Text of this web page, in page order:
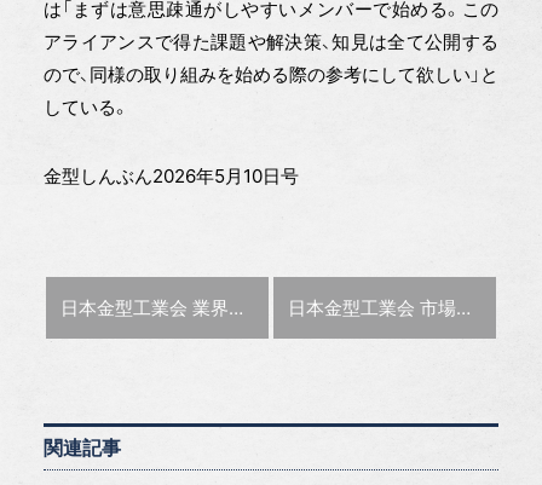
は「まずは意思疎通がしやすいメンバーで始める。この
アライアンスで得た課題や解決策、知見は全て公開する
ので、同様の取り組みを始める際の参考にして欲しい」と
している。
金型しんぶん2026年5月10日号
前の記事 :
日本金型工業会 業界連携ＷＧリーダー 渡辺隆範氏に聞く【特集：日本金型工業会第14回定時総会】 次の記事 :
日本金型工業会 市場拡大WGリーダー 大場総一郎氏に聞く【特集：日本金型工業会第14回定時総会】
関連記事